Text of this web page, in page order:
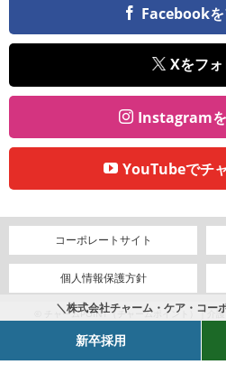
＼株式会社チャーム・ケア・コー
新卒採用
Facebook
Xをフ
Instagram
YouTubeでチ
コーポレートサイト
個人情報保護方針
© チャームPOINT（チャームポイント）｜介